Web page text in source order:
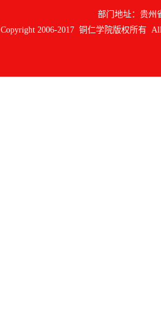
部门地址：贵州
Copyright 2006-2017 铜仁学院版权所有